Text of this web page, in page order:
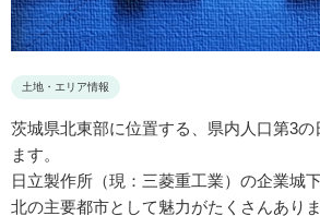
土地・エリア情報
茨城県北東部に位置する、県内人口第3の
ます。
日立製作所（現：三菱重工業）の企業城
北の主要都市として魅力がたくさんありま